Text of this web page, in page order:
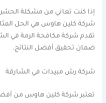
إذا كنت تعاني من مشكلة
شركة كلين هاوس هي الحل
تقدم شركة مكافحة الرمة في
ضمان تحقيق أفضل النتائج.
شركة رش مبيدات في الشارقة
تعتبر شركة كلين هاوس من